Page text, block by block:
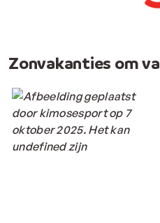
Zonvakanties om